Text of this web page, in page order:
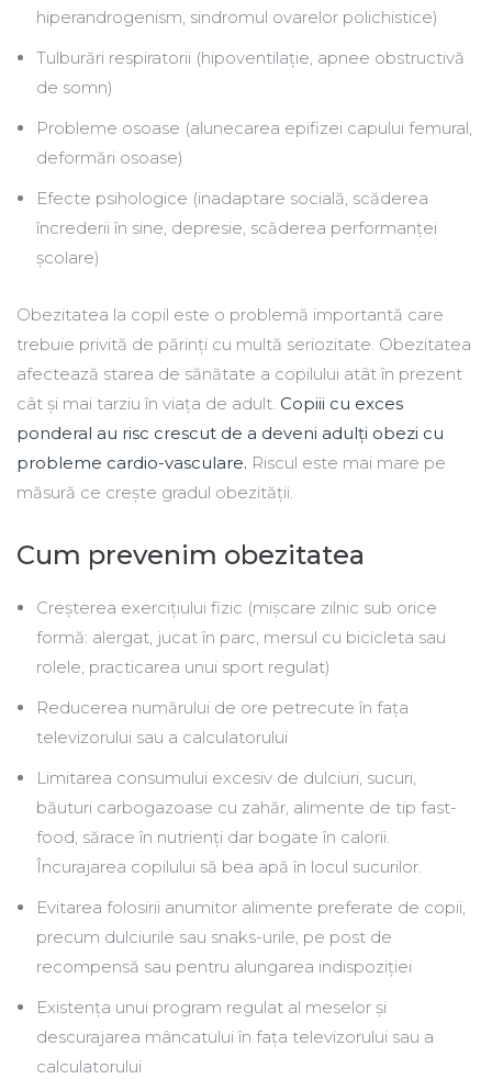
hiperandrogenism, sindromul ovarelor polichistice)
Tulburări respiratorii (hipoventilație, apnee obstructivă
de somn)
Probleme osoase (alunecarea epifizei capului femural,
deformări osoase)
Efecte psihologice (inadaptare socială, scăderea
încrederii în sine, depresie, scăderea performanței
școlare)
Obezitatea la copil este o problemă importantă care
trebuie privită de părinți cu multă seriozitate. Obezitatea
afectează starea de sănătate a copilului atât în prezent
cât și mai tarziu în viața de adult. Copiii cu exces
ponderal au risc crescut de a deveni adulți obezi cu
probleme cardio-vasculare. Riscul este mai mare pe
măsură ce crește gradul obezității.
Cum prevenim obezitatea
Creșterea exercițiului fizic (mișcare zilnic sub orice
formă: alergat, jucat în parc, mersul cu bicicleta sau
rolele, practicarea unui sport regulat)
Reducerea numărului de ore petrecute în fața
televizorului sau a calculatorului
Limitarea consumului excesiv de dulciuri, sucuri,
băuturi carbogazoase cu zahăr, alimente de tip fast-
food, sărace în nutrienți dar bogate în calorii.
Încurajarea copilului să bea apă în locul sucurilor.
Evitarea folosirii anumitor alimente preferate de copii,
precum dulciurile sau snaks-urile, pe post de
recompensă sau pentru alungarea indispoziției
Existența unui program regulat al meselor și
descurajarea mâncatului în fața televizorului sau a
calculatorului